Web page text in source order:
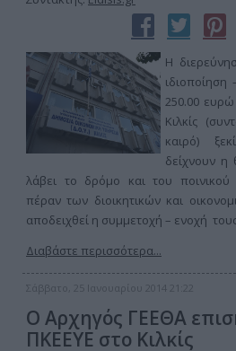
Η
250.00
Κιλκίς
καιρό)
δείχνουν η
λάβει το δρόμο και του ποινικού
πέραν των διοικητικών και
αποδειχθεί η συμμετοχή – ενοχή
Διαβάστε περισσότερα...
Σάββατο, 25 Ιανουαρίου 2014 21:22
Ο Αρχηγός ΓΕΕΘΑ
ΠΚΕΕΥΕ στο Κιλκίς